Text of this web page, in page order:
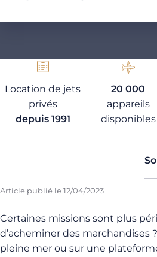
Location de jets
privés
depuis 1991
20 000
appareils
disponibles
Article publié le12/04/2023
Certaines missions sont plus
d’acheminer des marchandises
pleine mer ou sur une